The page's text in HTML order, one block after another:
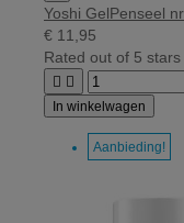
Yoshi GelPenseel
€ 11,95
Rated out of 5
 
In winkelwagen
Aanbieding!